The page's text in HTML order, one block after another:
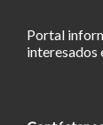
Portal
interesados